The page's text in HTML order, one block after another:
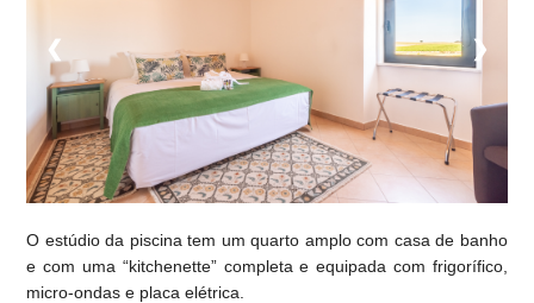
❮ ❯
O estúdio da piscina tem um quarto amplo com casa de banho
e com uma “kitchenette” completa e equipada com frigorífico,
micro-ondas e placa elétrica.